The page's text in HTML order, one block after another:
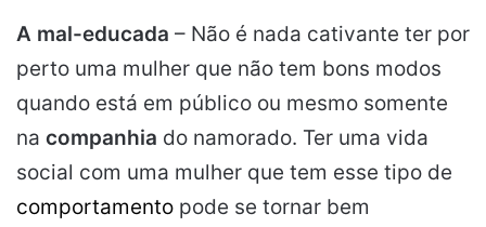
A mal-educada – Não é nada cativante ter por
perto uma mulher que não tem bons modos
quando está em público ou mesmo somente
na companhia do namorado. Ter uma vida
social com uma mulher que tem esse tipo de
comportamento pode se tornar bem